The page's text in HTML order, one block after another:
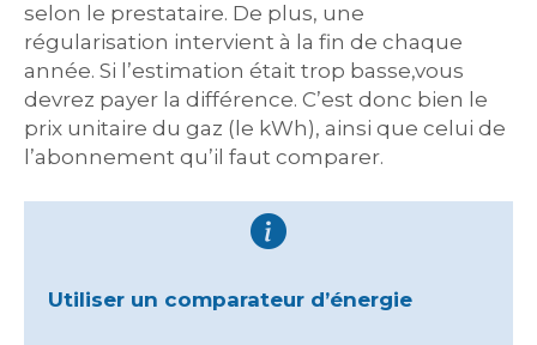
selon le prestataire. De plus, une
régularisation intervient à la fin de chaque
année. Si l’estimation était trop basse,vous
devrez payer la différence. C’est donc bien le
prix unitaire du gaz (le kWh), ainsi que celui de
l’abonnement qu’il faut comparer.
Utiliser un comparateur d’énergie